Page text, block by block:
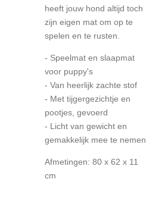
heeft jouw hond altijd toch
zijn eigen mat om op te
spelen en te rusten.
- Speelmat en slaapmat
voor puppy's
- Van heerlijk zachte stof
- Met tijgergezichtje en
pootjes, gevoerd
- Licht van gewicht en
gemakkelijk mee te nemen
Afmetingen: 80 x 62 x 11
cm